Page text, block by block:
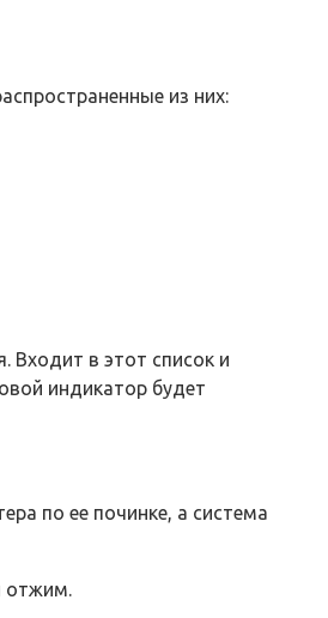
из них:
Входит в этот список и
индикатор будет
по ее починке, а система
отжим.